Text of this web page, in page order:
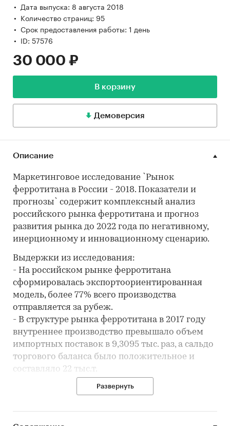
Дата выпуска: 8 августа 2018
Количество страниц: 95
Срок предоставления работы: 1 день
ID: 57576
30 000 ₽
В корзину
Демоверсия
Описание
Маркетинговое исследование `Рынок
ферротитана в России - 2018. Показатели и
прогнозы` содержит комплексный анализ
российского рынка ферротитана и прогноз
развития рынка до 2022 года по негативному,
инерционному и инновационному сценарию.
Выдержки из исследования:
- На российском рынке ферротитана
сформировалась экспортоориентированная
модель, более 77% всего производства
отправляется за рубеж.
- В структуре рынка ферротитана в 2017 году
внутреннее производство превышало объем
импортных поставок в 9,3095 тыс. раз, а сальдо
торгового баланса было положительное и
составляло 22 тыс.т.
показывает Свердловская область с объемом
Развернуть